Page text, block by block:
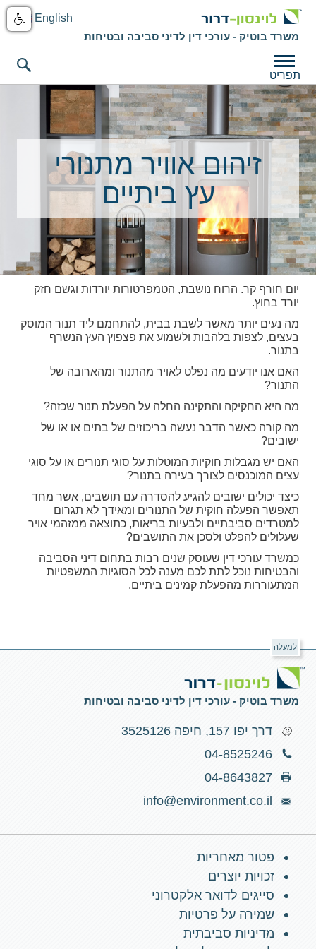
English
משרד בוטיק - עורכי דין לדיני סביבה ובטיחות
תפריט
זיהום אוויר מתנורי
עץ ביתיים
יום חורף קר. הרוח נושבת, הטמפרטורות יורדות וגשם חזק
יורד בחוץ.
מה נעים יותר מאשר לשבת בבית, להתחמם ליד תנור המוסק
בעצים, לצפות בלהבות ולשמוע את פצפוץ העץ הנשרף
בתנור.
האם אנו יודעים מה נפלט לאויר מהתנור ומהארובה של
התנור?
מה היא החקיקה והתקינה החלה על הפעלת תנור שכזה?
מה קורה כאשר הדבר נעשה בריכוזים של בתים או או של
ישובים?
האם יש מגבלות חוקיות המוטלות על סוגי תנורים או על סוגי
עצים המוכנסים לצורך בעירה בתנור?
כיצד יכולים ישובים להגיע להסדרה עם תושבים, אשר מחד
תאפשר הפעלה חוקית של התנורים ומאידך לא תגרום
למטרדים סביבתיים ולבעיות בריאות, כתוצאה ממזהמי אויר
שעלולים להפלט ולסכן את התושבים?
כמשרד עורכי דין שעוסק שנים רבות בתחום דיני הסביבה
והבטיחות נוכל לתת לכם מענה לכל הסוגיות המשפטיות
המתעוררות מהפעלת קמינים ביתיים.
למעלה
משרד בוטיק - עורכי דין לדיני סביבה ובטיחות
דרך יפו 157, חיפה 3525126
04-8525246
04-8643827
info@environment.co.il
פטור מאחריות
זכויות יוצרים
סייגים לדואר אלקטרוני
שמירה על פרטיות
מדיניות סביבתית